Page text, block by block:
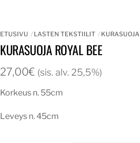
ETUSIVU LASTEN TEKSTIILIT KURASUOJA
KURASUOJA ROYAL BEE
27,00€ (sis. alv. 25,5%)
Korkeus n. 55cm
Leveys n. 45cm